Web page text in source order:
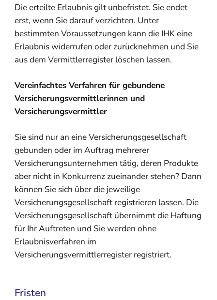
Die erteilte Erlaubnis gilt unbefristet. Sie endet
erst, wenn Sie darauf verzichten. Unter
bestimmten Voraussetzungen kann die IHK eine
Erlaubnis widerrufen oder zurücknehmen und Sie
aus dem Vermittlerregister löschen lassen.
Vereinfachtes Verfahren für gebundene
Versicherungsvermittlerinnen und
Versicherungsvermittler
Sie sind nur an eine Versicherungsgesellschaft
gebunden oder im Auftrag mehrerer
Versicherungsunternehmen tätig, deren Produkte
aber nicht in Konkurrenz zueinander stehen? Dann
können Sie sich über die jeweilige
Versicherungsgesellschaft registrieren lassen. Die
Versicherungsgesellschaft übernimmt die Haftung
für Ihr Auftreten und Sie werden ohne
Erlaubnisverfahren im
Versicherungsvermittlerregister registriert.
Fristen